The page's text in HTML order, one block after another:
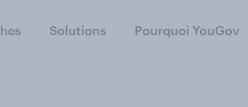
Solutions Pourquoi YouGov